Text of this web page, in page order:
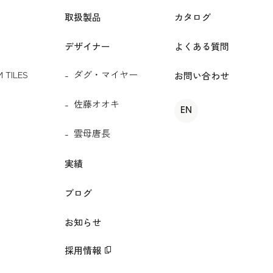
TILES
取扱製品
デザイナー
ダグ・マイヤー
佐藤オオキ
雲母唐長
実績
ブログ
お知らせ
採用情報
カタログ
よくある質問
お問い合わせ
EN